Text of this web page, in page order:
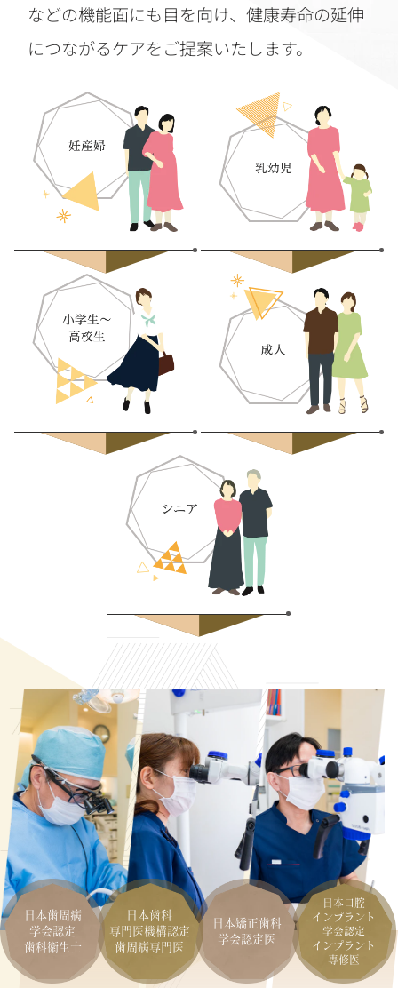
などの機能面にも目を向け、健康寿命の延伸
につながるケアをご提案いたします。
日本歯周病
学会認定
歯科衛生士
日本歯科
専門医機構認定
歯周病専門医
日本矯正歯科
学会認定医
日本口腔
インプラント
学会認定
インプラント
専修医